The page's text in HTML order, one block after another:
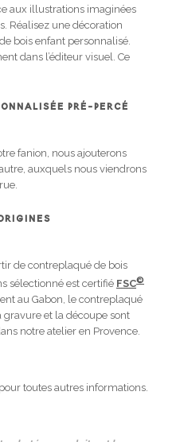
aux illustrations imaginées
Réalisez une décoration
bois enfant personnalisé.
dans l’éditeur visuel. Ce
PRÉ-PERCÉ
fanion, nous ajouterons
auxquels nous viendrons
de contreplaqué de bois
sélectionné est certifié FSC©
au Gabon, le contreplaqué
gravure et la découpe sont
notre atelier en Provence.
pour toutes autres informations.